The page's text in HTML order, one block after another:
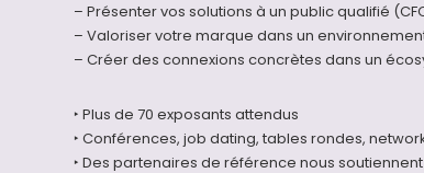
– Présenter vos solutions à un public qualifié
– Valoriser votre marque dans un
– Créer des connexions concrètes dans un
‣ Plus de 70 exposants attendus
‣ Conférences, job dating, tables rondes,
‣ Des partenaires de référence nous